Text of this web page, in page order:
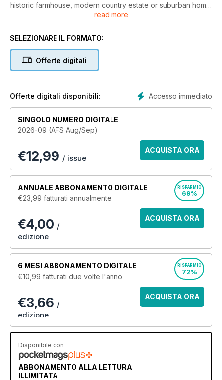
historic farmhouse, modern country estate or suburban home.
aesthetic to tried-and-true American décor. From
weekend getaways, rural country style is far from cluttered or
rundown—this classic look has bright, clean interiors,
American Farmhouse Style features tips, tricks and tours to
the myriad potentials for farmhouse style, including flea
market, modern, traditional, barnyard and country cottage.
In every issue, you’ll get:
• Easy DIY projects
• Essential farmhouse decorating basics
• Renovation advice
• Shopping guides
• Seasonal entertaining ideas
Come join us for this rodeo!
read more
SELEZIONARE IL FORMATO:
Offerte digitali
Accesso immediato
Offerte digitali disponibili:
SINGOLO NUMERO DIGITALE
2026-09 (AFS Aug/Sep)
€12,99 / issue
ACQUISTA ORA
ANNUALE ABBONAMENTO DIGITALE
€23,99 fatturati annualmente
RISPARMIO
69%
€4,00 /
edizione
ACQUISTA ORA
6 MESI ABBONAMENTO DIGITALE
€10,99 fatturati due volte l'anno
RISPARMIO
72%
€3,66 /
edizione
ACQUISTA ORA
Disponibile con
ABBONAMENTO ALLA LETTURA
ILLIMITATA